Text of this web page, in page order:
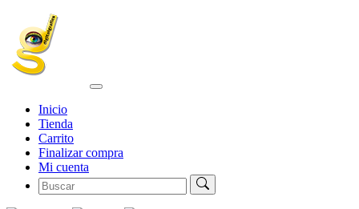
Inicio
Tienda
Carrito
Finalizar compra
Mi cuenta